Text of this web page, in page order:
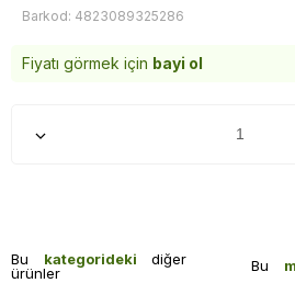
Barkod: 4823089325286
Fiyatı görmek için bayi ol
Bu kategorideki
diğer
ürünler
Bu